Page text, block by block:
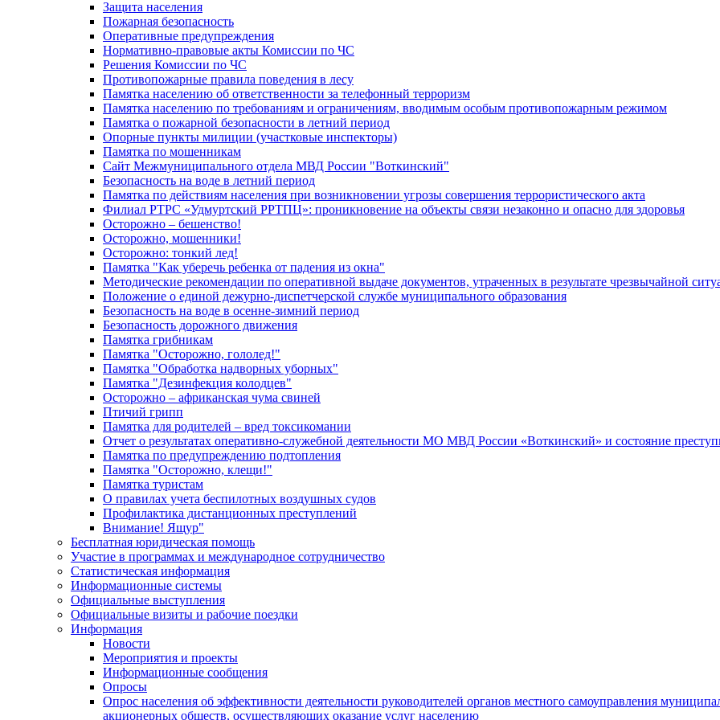
Защита населения
Пожарная безопасность
Оперативные предупреждения
Нормативно-правовые акты Комиссии по ЧС
Решения Комиссии по ЧС
Противопожарные правила поведения в лесу
Памятка населению об ответственности за телефонный терроризм
Памятка населению по требованиям и ограничениям, вводимым особым противопожарным режимом
Памятка о пожарной безопасности в летний период
Опорные пункты милиции (участковые инспекторы)
Памятка по мошенникам
Сайт Межмуниципального отдела МВД России "Воткинский"
Безопасность на воде в летний период
Памятка по действиям населения при возникновении угрозы совершения террористического акта
Филиал РТРС «Удмуртский РРТПЦ»: проникновение на объекты связи незаконно и опасно для здоровья
Осторожно – бешенство!
Осторожно, мошенники!
Осторожно: тонкий лед!
Памятка "Как уберечь ребенка от падения из окна"
Методические рекомендации по оперативной выдаче документов, утраченных в результате чрезвычайной
Положение о единой дежурно-диспетчерской службе муниципального образования
Безопасность на воде в осенне-зимний период
Безопасность дорожного движения
Памятка грибникам
Памятка "Осторожно, гололед!"
Памятка "Обработка надворных уборных"
Памятка "Дезинфекция колодцев"
Осторожно – африканская чума свиней
Птичий грипп
Памятка для родителей – вред токсикомании
Отчет о результатах оперативно-служебной деятельности МО МВД России «Воткинский» и состояние
Памятка по предупреждению подтопления
Памятка "Осторожно, клещи!"
Памятка туристам
О правилах учета беспилотных воздушных судов
Профилактика дистанционных преступлений
Внимание! Ящур"
Бесплатная юридическая помощь
Участие в программах и международное сотрудничество
Статистическая информация
Информационные системы
Официальные выступления
Официальные визиты и рабочие поездки
Информация
Новости
Мероприятия и проекты
Информационные сообщения
Опросы
Опрос населения об эффективности деятельности руководителей органов местного самоуправления
акционерных обществ, осуществляющих оказание услуг населению